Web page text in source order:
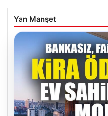
Yan Manşet